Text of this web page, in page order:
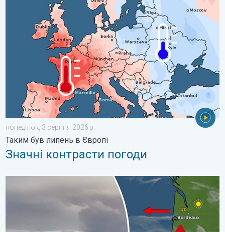
Значні контрасти погоди. Таким був липень в Європі. . .
понеділок, 3 серпня 2026 р.
Таким був липень в Європі
Значні контрасти погоди
Лісові пожежі виходять з-під контролю. Іспанія та